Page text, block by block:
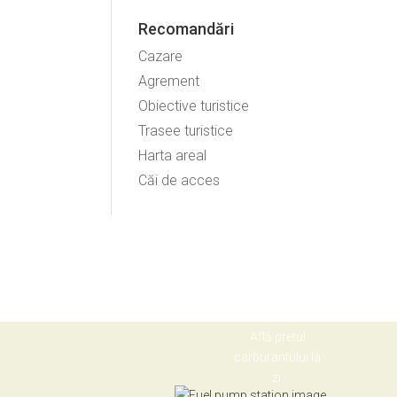
Recomandări
Cazare
Agrement
Obiective turistice
Trasee turistice
Harta areal
Căi de acces
Află pretul
carburantului la
zi.